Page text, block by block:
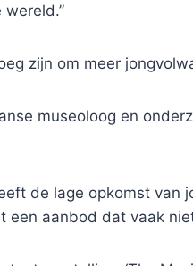
wereld.”
zijn om meer
museoloog en
de lage opkomst van
een aanbod dat vaak